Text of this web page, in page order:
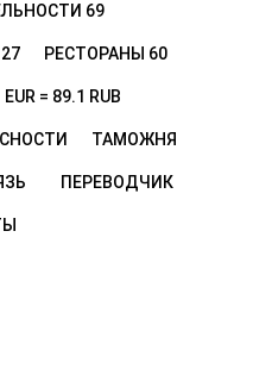
69
27 РЕСТОРАНЫ 60
EUR = 89.1 RUB
ТАМОЖНЯ
ПЕРЕВОДЧИК